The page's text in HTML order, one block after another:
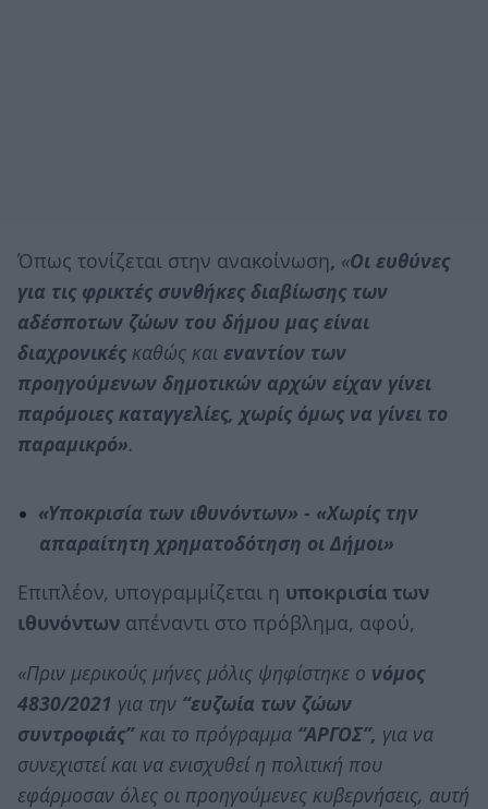
Όπως τονίζεται στην ανακοίνωση, «Οι ευθύνες
για τις φρικτές συνθήκες διαβίωσης των
αδέσποτων ζώων του δήμου μας είναι
διαχρονικές καθώς και εναντίον των
προηγούμενων δημοτικών αρχών είχαν γίνει
παρόμοιες καταγγελίες, χωρίς όμως να γίνει το
παραμικρό».
«Υποκρισία των ιθυνόντων» - «Χωρίς την
απαραίτητη χρηματοδότηση οι Δήμοι»
Επιπλέον, υπογραμμίζεται η υποκρισία των
ιθυνόντων απέναντι στο πρόβλημα, αφού,
«Πριν μερικούς μήνες μόλις ψηφίστηκε ο νόμος
4830/2021 για την “ευζωία των ζώων
συντροφιάς”και το πρόγραμμα “ΑΡΓΟΣ”, για να
συνεχιστεί και να ενισχυθεί η πολιτική που
εφάρμοσαν όλες οι προηγούμενες κυβερνήσεις, αυτή